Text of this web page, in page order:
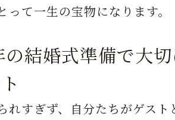
って一生の宝物になります。
の結婚式準備で大
れすぎず、自分たちがゲスト